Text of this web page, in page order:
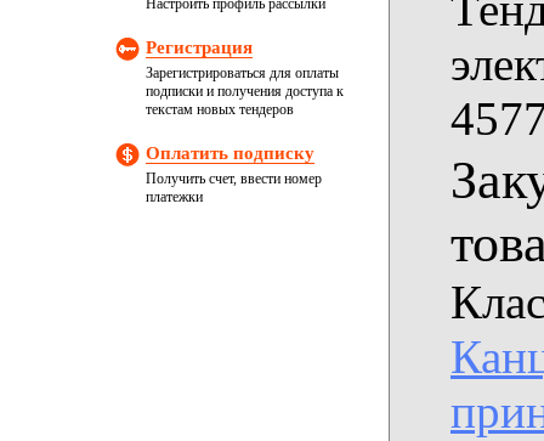
Настроить профиль рассылки
Регистрация
Зарегистрироваться для оплаты
подписки и получения доступа к
текстам новых тендеров
Оплатить подписку
Получить счет, ввести номер
платежки